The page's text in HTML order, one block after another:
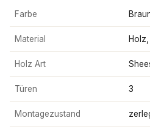
Farbe
Material Holz,
Holz Art
Türen 3
Montagezustand